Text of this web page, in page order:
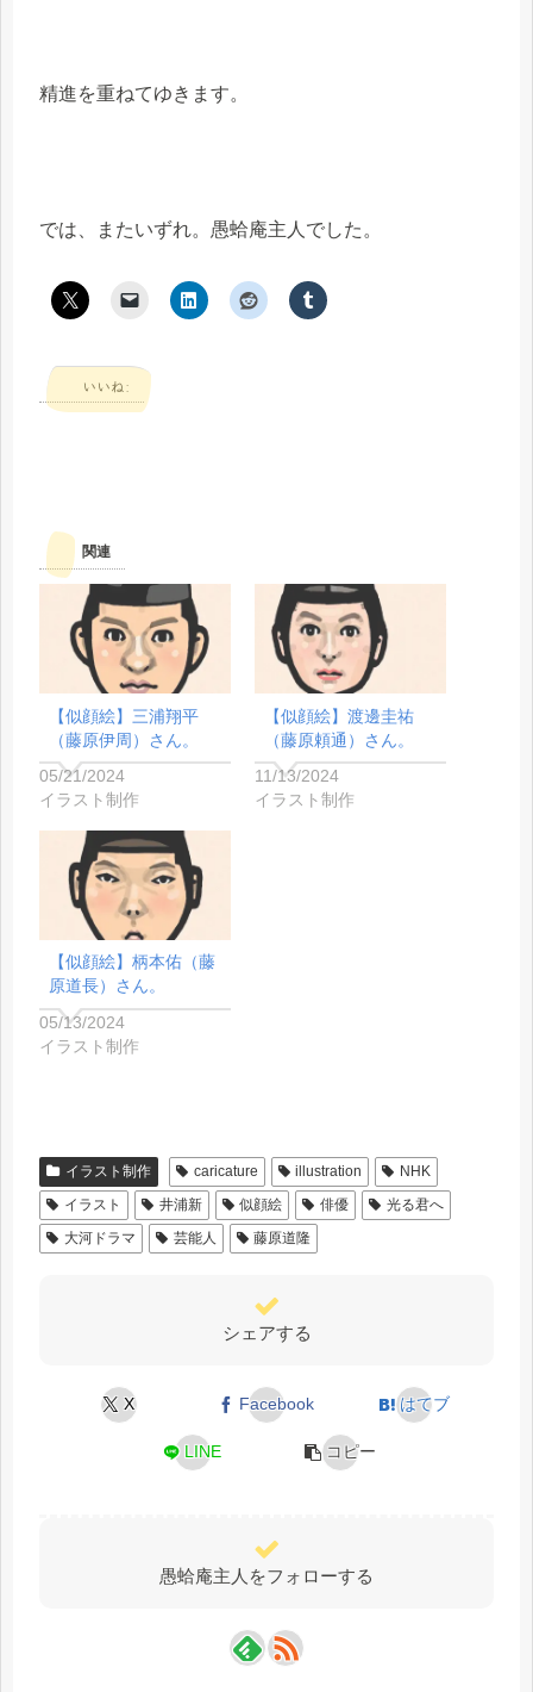
精進を重ねてゆきます。
では、またいずれ。愚蛤庵主人でした。
いいね:
関連
【似顔絵】三浦翔平
（藤原伊周）さん。
05/21/2024
イラスト制作
【似顔絵】渡邊圭祐
（藤原頼通）さん。
11/13/2024
イラスト制作
【似顔絵】柄本佑（藤
原道長）さん。
05/13/2024
イラスト制作
イラスト制作 caricature illustration
NHK
イラスト
井浦新 似顔絵 俳優
光る君へ
大河ドラマ
芸能人 藤原道隆
シェアする
X Facebook はてブ
LINE コピー
愚蛤庵主人をフォローする